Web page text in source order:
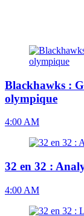
Blackhawks :
olympique
4:00 AM
32 en 32 :
4:00 AM